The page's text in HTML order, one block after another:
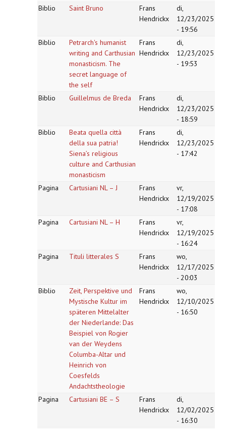
Biblio Saint Bruno
Frans
Hendrickx
di,
12/23/2025
- 19:56
Biblio
Petrarch's humanist
writing and Carthusian
monasticism. The
secret language of
the self
Frans
Hendrickx
di,
12/23/2025
- 19:53
Biblio Guillelmus de Breda
Frans
Hendrickx
di,
12/23/2025
- 18:59
Biblio
Beata quella città
della sua patria!
Siena’s religious
culture and Carthusian
monasticism
Frans
Hendrickx
di,
12/23/2025
- 17:42
Pagina Cartusiani NL – J
Frans
Hendrickx
vr,
12/19/2025
- 17:08
Pagina
Cartusiani NL – H
Frans
Hendrickx
vr,
12/19/2025
- 16:24
Pagina
Tituli litterales S
Frans
Hendrickx
wo,
12/17/2025
- 20:03
Biblio
Zeit, Perspektive und
Mystische Kultur im
späteren Mittelalter
der Niederlande: Das
Beispiel von Rogier
van der Weydens
Columba-Altar und
Heinrich von
Coesfelds
Andachtstheologie
Frans
Hendrickx
wo,
12/10/2025
- 16:50
Pagina Cartusiani BE – S
Frans
Hendrickx
di,
12/02/2025
- 16:30